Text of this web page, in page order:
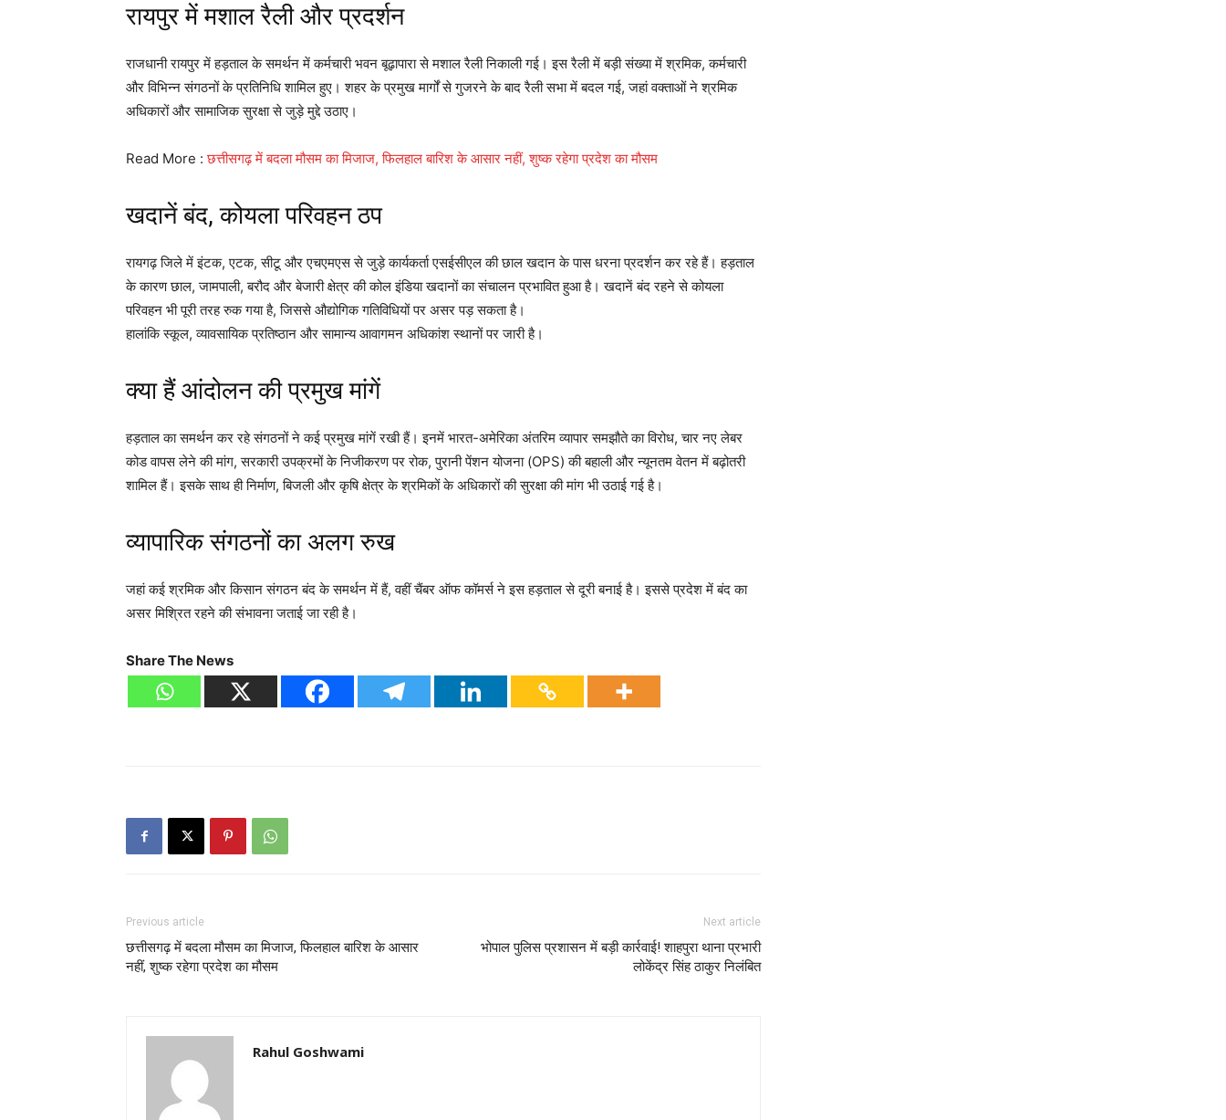
रायपुर में मशाल रैली और प्रदर्शन
राजधानी रायपुर में हड़ताल के समर्थन में कर्मचारी भवन बूढ़ापारा से मशाल रैली निकाली गई। इस रैली में बड़ी संख्या में श्रमिक, कर्मचारी
और विभिन्न संगठनों के प्रतिनिधि शामिल हुए। शहर के प्रमुख मार्गों से गुजरने के बाद रैली सभा में बदल गई, जहां वक्ताओं ने श्रमिक
अधिकारों और सामाजिक सुरक्षा से जुड़े मुद्दे उठाए।
Read More :छत्तीसगढ़ में बदला मौसम का मिजाज, फिलहाल बारिश के आसार नहीं, शुष्क रहेगा प्रदेश का मौसम
खदानें बंद, कोयला परिवहन ठप
रायगढ़ जिले में इंटक, एटक, सीटू और एचएमएस से जुड़े कार्यकर्ता एसईसीएल की छाल खदान के पास धरना प्रदर्शन कर रहे हैं। हड़ताल
के कारण छाल, जामपाली, बरौद और बेजारी क्षेत्र की कोल इंडिया खदानों का संचालन प्रभावित हुआ है। खदानें बंद रहने से कोयला
परिवहन भी पूरी तरह रुक गया है, जिससे औद्योगिक गतिविधियों पर असर पड़ सकता है।
हालांकि स्कूल, व्यावसायिक प्रतिष्ठान और सामान्य आवागमन अधिकांश स्थानों पर जारी है।
क्या हैं आंदोलन की प्रमुख मांगें
हड़ताल का समर्थन कर रहे संगठनों ने कई प्रमुख मांगें रखी हैं। इनमें भारत-अमेरिका अंतरिम व्यापार समझौते का विरोध, चार नए लेबर
कोड वापस लेने की मांग, सरकारी उपक्रमों के निजीकरण पर रोक, पुरानी पेंशन योजना (OPS) की बहाली और न्यूनतम वेतन में बढ़ोतरी
शामिल हैं। इसके साथ ही निर्माण, बिजली और कृषि क्षेत्र के श्रमिकों के अधिकारों की सुरक्षा की मांग भी उठाई गई है।
व्यापारिक संगठनों का अलग रुख
जहां कई श्रमिक और किसान संगठन बंद के समर्थन में हैं, वहीं चैंबर ऑफ कॉमर्स ने इस हड़ताल से दूरी बनाई है। इससे प्रदेश में बंद का
असर मिश्रित रहने की संभावना जताई जा रही है।
Share The News
Previous article
छत्तीसगढ़ में बदला मौसम का मिजाज, फिलहाल बारिश के आसार
नहीं, शुष्क रहेगा प्रदेश का मौसम
Next article
भोपाल पुलिस प्रशासन में बड़ी कार्रवाई! शाहपुरा थाना प्रभारी
लोकेंद्र सिंह ठाकुर निलंबित
Rahul Goshwami